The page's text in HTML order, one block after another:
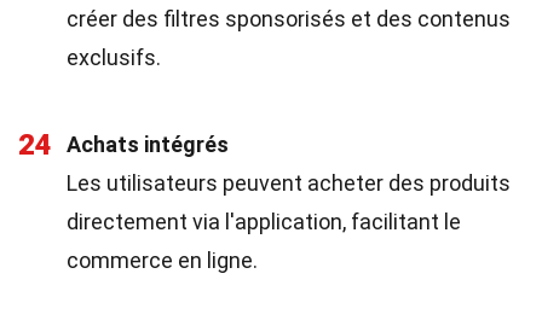
créer des filtres sponsorisés et des contenus
exclusifs.
24
Achats intégrés
Les utilisateurs peuvent acheter des produits
directement via l'application, facilitant le
commerce en ligne.